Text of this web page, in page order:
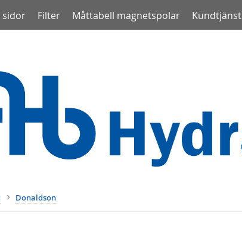
sidor Filter Måttabell magnetspolar Kundtjänst
Donaldson